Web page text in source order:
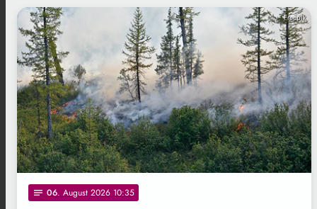
Freepik
notes 06. August 2026 10:35